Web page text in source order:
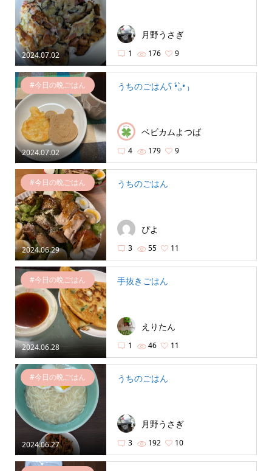
2024.07.02
月野うさぎ
1 176 9
2024.07.02
#今日の晩ごはん うちのごはんʕ •́؈•̀ ₎
ベビカムよつば
4 179 9
2024.06.29
#今日の晩ごはん うちのごはん
ぴよ
3 55 11
2024.06.28
#今日の晩ごはん 手抜きごはん
えりたん
1 46 11
2024.06.27
#今日の晩ごはん うちのごはん
月野うさぎ
3 192 10